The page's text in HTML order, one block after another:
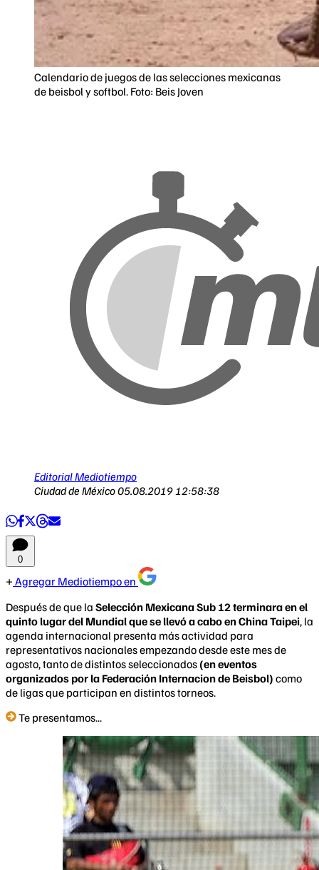
Calendario de juegos de las selecciones mexicanas
de beisbol y softbol. Foto: Beis Joven
Editorial Mediotiempo
Ciudad de México05.08.2019 12:58:38
0
Agregar Mediotiempo en
Después de que la Selección Mexicana Sub 12 terminara en el
quinto lugar del Mundial que se llevó a cabo en China Taipei, la
agenda internacional presenta más actividad para
representativos nacionales empezando desde este mes de
agosto, tanto de distintos seleccionados (en eventos
organizados por la Federación Internacion de Beisbol) como
de ligas que participan en distintos torneos.
Te presentamos...